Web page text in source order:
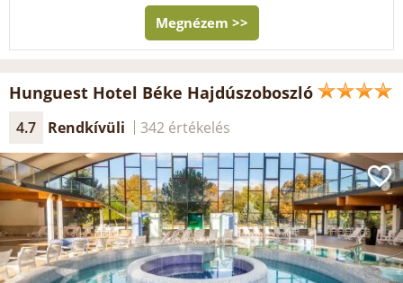
Megnézem >>
Hunguest Hotel Béke Hajdúszoboszló
4.7 Rendkívüli 342 értékelés